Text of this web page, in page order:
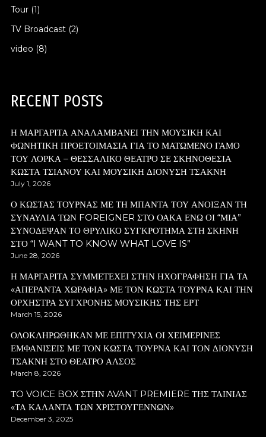
Tour(1)
TV Broadcast(2)
video (8)
RECENT POSTS
Η ΜΑΡΓΑΡΙΤΑ ΑΝΑΛΑΜΒΑΝΕΙ ΤΗΝ ΜΟΥΣΙΚΗ ΚΑΙ
ΦΩΝΗΤΙΚΗ ΠΡΟΕΤΟΙΜΑΣΙΑ ΓΙΑ ΤΟ ΜΑΤΩΜΕΝΟ ΓΑΜΟ
ΤΟΥ ΛΟΡΚΑ – ΘΕΣΣΑΛΙΚΟ ΘΕΑΤΡΟ ΣΕ ΣΚΗΝΟΘΕΣΙΑ
ΚΩΣΤΑ ΤΣΙΑΝΟΥ ΚΑΙ ΜΟΥΣΙΚΗ ΔΙΟΝΥΣΗ ΤΣΑΚΝΗ
July 1, 2026
Ο ΚΩΣΤΑΣ ΤΟΥΡΝΑΣ ΜΕ ΤΗ ΜΠΑΝΤΑ ΤΟΥ ΑΝΟΙΞΑΝ ΤΗ
ΣΥΝΑΥΛΙΑ ΤΩΝ FOREIGNER ΣΤΟ ΟΑΚΑ ΕΝΩ ΟΙ “ΜΙΑ”
ΣΥΝΟΔΕΨΑΝ ΤΟ ΘΡΥΛΙΚΟ ΣΥΓΚΡΟΤΗΜΑ ΣΤΗ ΣΚΗΝΗ
ΣΤΟ “I WANT TO KNOW WHAT LOVE IS”
June 28, 2026
Η ΜΑΡΓΑΡΙΤΑ ΣΥΜΜΕΤΕΧΕΙ ΣΤΗΝ ΗΧΟΓΡΑΦΗΣΗ ΓΙΑ ΤΑ
«ΑΠΕΡΑΝΤΑ ΧΩΡΑΦΙΑ» ΜΕ ΤΟΝ ΚΩΣΤΑ ΤΟΥΡΝΑ ΚΑΙ ΤΗΝ
ΟΡΧΗΣΤΡΑ ΣΥΓΧΡΟΝΗΣ ΜΟΥΣΙΚΗΣ ΤΗΣ ΕΡΤ
March 15, 2026
ΟΛΟΚΛΗΡΩΘΗΚΑΝ ΜΕ ΕΠΙΤΥΧΙΑ ΟΙ ΧΕΙΜΕΡΙΝΕΣ
ΕΜΦΑΝΙΣΕΙΣ ΜΕ ΤΟΝ ΚΩΣΤΑ ΤΟΥΡΝΑ ΚΑΙ ΤΟΝ ΔΙΟΝΥΣΗ
ΤΣΑΚΝΗ ΣΤΟ ΘΕΑΤΡΟ ΑΛΣΟΣ
March 8, 2026
ΤO VOICE BOX ΣΤΗΝ AVANT PREMIERE ΤΗΣ ΤΑΙΝΙΑΣ
«ΤΑ ΚΑΛΑΝΤΑ ΤΩΝ ΧΡΙΣΤΟΥΓΕΝΝΩΝ»
December 3, 2025